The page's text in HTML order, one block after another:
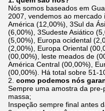
Nós somos baseados em
2007, vendemos ao mercado
América (12,00%), 3Sul da
(6,00%), 3Sudeste Asiático
(5,00%), Europa ocidental
(2,00%), Europa Oriental
(00,00%), leste meados de
América Central (00,00%),
(00,00%). Há total sobre 51-
2. como podemos nós
Sempre uma amostra da
massa;
Inspeção sempre final antes